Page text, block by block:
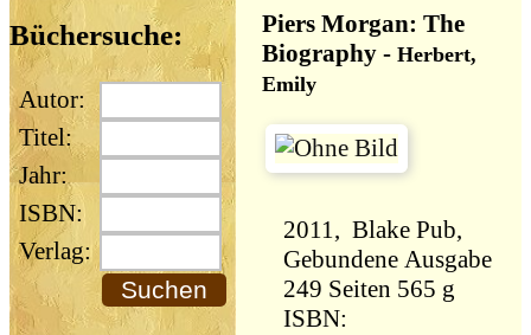
Büchersuche:
Autor:
Titel:
Jahr:
ISBN:
Verlag:
Piers Morgan: The
Biography -Herbert,
Emily
2011, Blake Pub,
Gebundene Ausgabe
249 Seiten 565 g
ISBN: